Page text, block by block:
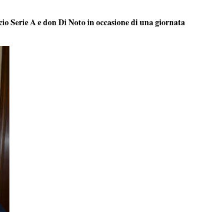
A e don Di Noto in occasione di una giornata